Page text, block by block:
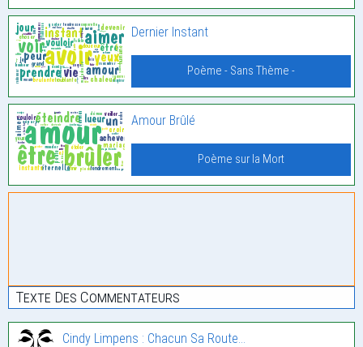
Dernier Instant
Poème - Sans Thème -
Amour Brûlé
Poème sur la Mort
Texte Des Commentateurs
Cindy Limpens : Chacun Sa Route…